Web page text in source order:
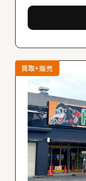
買取+販売